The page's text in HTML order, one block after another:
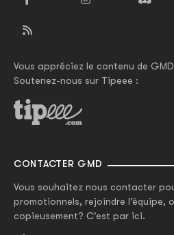
Vous appréciez le contenu de
Soutenez-nous sur Tipeee :
CONTACTER GMD
Vous souhaitez nous contacter
promotionnels, rejoindre l'équipe,
copieusement? C'est par ici.